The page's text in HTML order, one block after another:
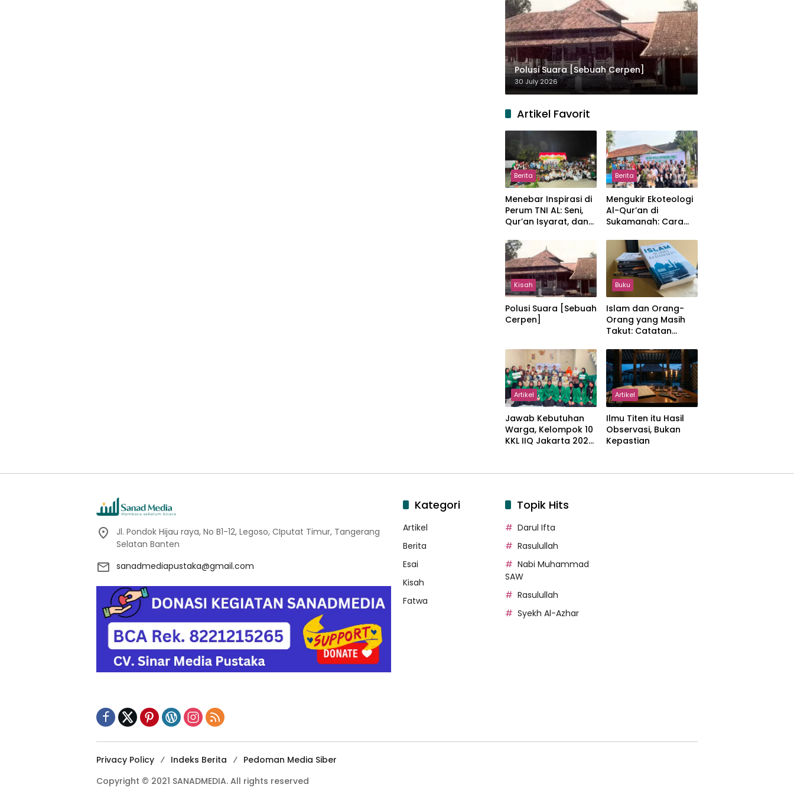
Polusi Suara [Sebuah Cerpen]
30 July 2026
Artikel Favorit
Berita
Menebar Inspirasi di
Perum TNI AL: Seni,
Qur’an Isyarat, dan
Hangat
Berita
Mengukir Ekoteologi
Al-Qur’an di
Sukamanah: Cara
Jakarta Menjaga
Bumi Jonggol
Kisah
Polusi Suara [Sebuah
Cerpen]
Buku
Islam dan Orang-
Orang yang Masih
Takut: Catatan
Kemajemukan, dan
Negara dalam
Pemikiran Masykuri
Abdillah
Artikel
Jawab Kebutuhan
Warga, Kelompok 10
KKL IIQ Jakarta 2026
Sukamanah
Artikel
Ilmu Titen itu Hasil
Observasi, Bukan
Kepastian
Jl. Pondok Hijau raya, No B1-12, Legoso, CIputat Timur, Tangerang
Selatan Banten
sanadmediapustaka@gmail.com
Kategori
Artikel
Berita
Esai
Kisah
Fatwa
Topik Hits
Darul Ifta
Rasulullah
Nabi Muhammad
SAW
Rasulullah
Syekh Al-Azhar
Privacy Policy Indeks Berita
Pedoman Media Siber
Copyright © 2021 SANADMEDIA. All rights reserved